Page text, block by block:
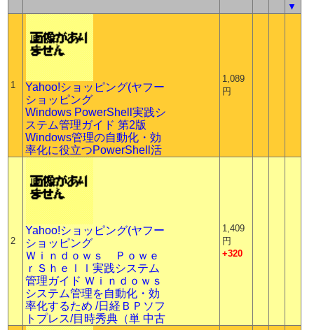
▼
1
Yahoo!ショッピング(ヤフー
ショッピング
Windows PowerShell実践シ
ステム管理ガイド 第2版
Windows管理の自動化・効
率化に役立つPowerShell活
1,089
円
2
Yahoo!ショッピング(ヤフー
ショッピング
Ｗｉｎｄｏｗｓ Ｐｏｗｅ
ｒＳｈｅｌｌ実践システム
管理ガイド Ｗｉｎｄｏｗｓ
システム管理を自動化・効
率化するため /日経ＢＰソフ
トプレス/目時秀典（単 中古
1,409
円
+320